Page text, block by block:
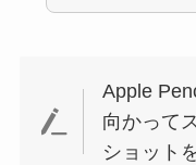
Apple
向かって
ショット